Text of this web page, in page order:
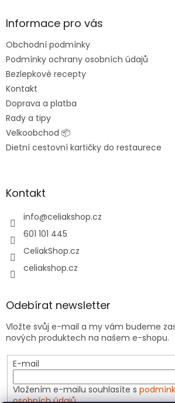
aInformace pro vás
Obchodní podmínky
Podmínky ochrany osobních údajů
Bezlepkové recepty
Kontakt
Doprava a platba
Rady a tipy
Velkoobchod 📦
Dietní cestovní kartičky do restaurece
Kontakt
info@celiakshop.cz
601 101 445
CeliakShop.cz
celiakshop.cz
Odebírat newsletter
Vložte svůj e-mail a my vám budeme
nových produktech na našem e-shopu.
E-mail
Vložením e-mailu souhlasíte s